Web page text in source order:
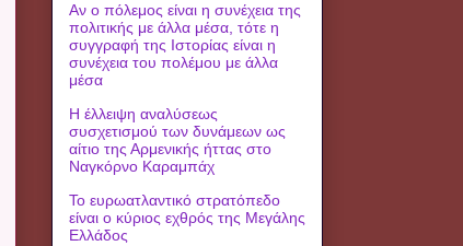
Αν ο πόλεμος είναι η συνέχεια της
πολιτικής με άλλα μέσα, τότε η
συγγραφή της Ιστορίας είναι η
συνέχεια του πολέμου με άλλα
μέσα
Η έλλειψη αναλύσεως
συσχετισμού των δυνάμεων ως
αίτιο της Αρμενικής ήττας στο
Ναγκόρνο Καραμπάχ
Το ευρωατλαντικό στρατόπεδο
είναι ο κύριος εχθρός της Μεγάλης
Ελλάδος